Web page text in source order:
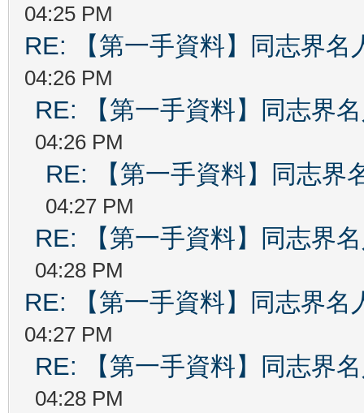
04:25 PM
RE: 【第一手資料】同志界名
04:26 PM
RE: 【第一手資料】同志界
04:26 PM
RE: 【第一手資料】同志界
04:27 PM
RE: 【第一手資料】同志界
04:28 PM
RE: 【第一手資料】同志界名
04:27 PM
RE: 【第一手資料】同志界
04:28 PM